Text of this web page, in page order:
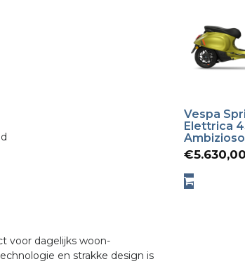
voor dagelijks woon-
en strakke design is
Vespa
Elettrica
€5.630,00